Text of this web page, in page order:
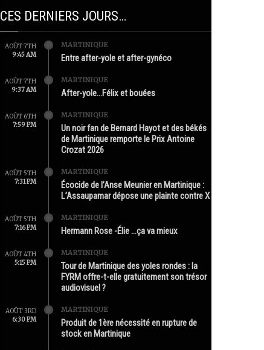
CES DERNIERS JOURS…
AOÛT 7TH
9:45 AM
MARTINIQUE
Entre after-yole et after-gynéco
AOÛT 7TH
9:37 AM
MARTINIQUE
After-yole…Félix et bouées
AOÛT 6TH
7:59 PM
MARTINIQUE
Un noir fan de Bernard Hayot et des békés
de Martinique remporte le Prix Antoine
Crozat 2026
AOÛT 5TH
7:31 PM
MARTINIQUE
Écocide de l’Anse Meunier en Martinique :
L’Assaupamar dépose une plainte contre X
AOÛT 5TH
7:16 PM
MARTINIQUE
Hermann Rose -Élie …ça va mieux
AOÛT 4TH
5:15 PM
MARTINIQUE
Tour de Martinique des yoles rondes : la
FYRM offre-t-elle gratuitement son trésor
audiovisuel ?
AOÛT 3RD
6:30 PM
MARTINIQUE
Produit de 1ère nécessité en rupture de
stock en Martinique